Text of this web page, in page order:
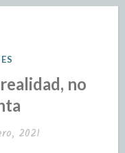
no
2021